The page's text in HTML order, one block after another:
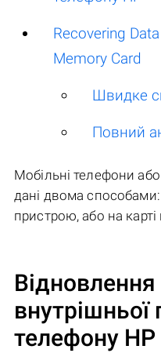
Recovering
Memory Card
Швидке
Повний
Мобільні телефони
дані двома способами:
пристрою, або на карті
внутрішньої
телефону HP